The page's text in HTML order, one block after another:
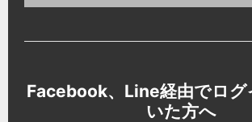
Facebook、Line経由でログ
いた方へ